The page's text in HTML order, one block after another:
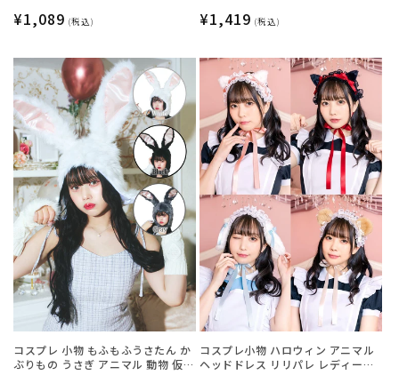
リーサイズ ホワイト【クリアスト
ーン】
通
価
格
¥1,089 (税込)
ック【クリアストーン】
通
価
¥1,419 (税込)
コスプレ 小物 もふもふうさたん か
ぶりもの うさぎ アニマル 動物 仮装
コスプレ小物 ハロウィン アニマル
ヘッドドレス リリパレ レディース